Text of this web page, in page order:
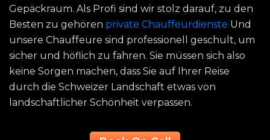
Gepäckraum. Als Profi sind wir stolz darauf, zu den
Besten zu gehören private Chauffeurdienste Und
unsere Chauffeure sind professionell geschult, um
sicher und höflich zu fahren. Sie müssen sich also
keine Sorgen machen, dass Sie auf Ihrer Reise
durch die Schweizer Landschaft etwas von
landschaftlicher Schönheit verpassen.